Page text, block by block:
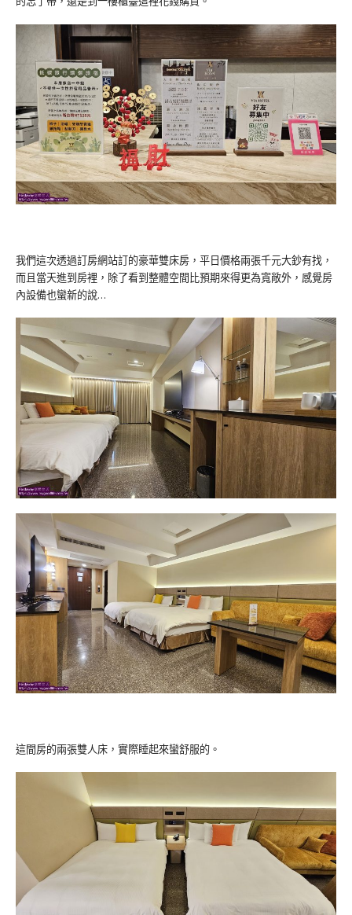
我們這次透過訂房網站訂的豪華雙床房，平日價格兩張千元大鈔有找，
而且當天進到房裡，除了看到整體空間比預期來得更為寬敞外，感覺房
內設備也蠻新的說…
這間房的兩張雙人床，實際睡起來蠻舒服的。